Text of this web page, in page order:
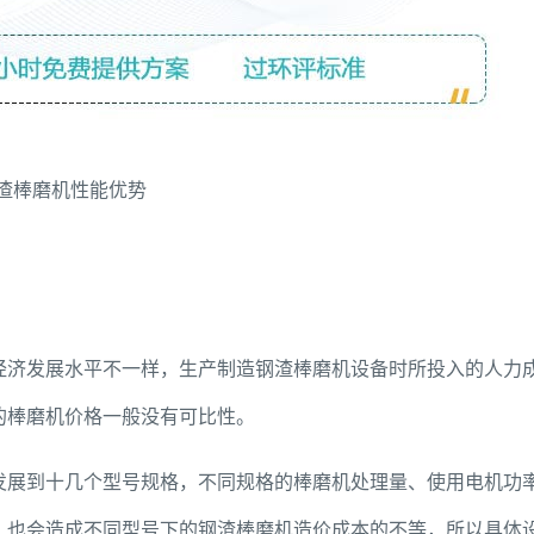
棒磨机性能优势
发展水平不一样，生产制造钢渣棒磨机设备时所投入的人力
磨机价格一般没有可比性。
到十几个型号规格，不同规格的棒磨机处理量、使用电机功
会造成不同型号下的钢渣棒磨机造价成本的不等，所以具体